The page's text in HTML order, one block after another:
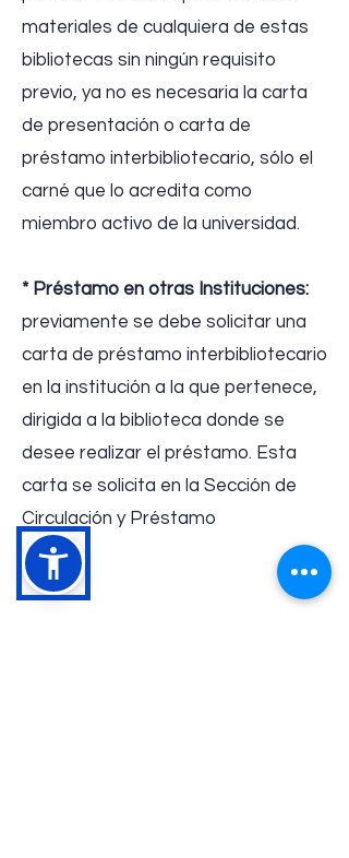
materiales de cualquiera de estas
bibliotecas sin ningún requisito
previo, ya no es necesaria la carta
de presentación o carta de
préstamo interbibliotecario, sólo el
carné que lo acredita como
miembro activo de la universidad.
* Préstamo en otras Instituciones:
previamente se debe solicitar una
carta de préstamo interbibliotecario
en la institución a la que pertenece,
dirigida a la biblioteca donde se
desee realizar el préstamo. Esta
carta se solicita en la Sección de
Circulación y Préstamo